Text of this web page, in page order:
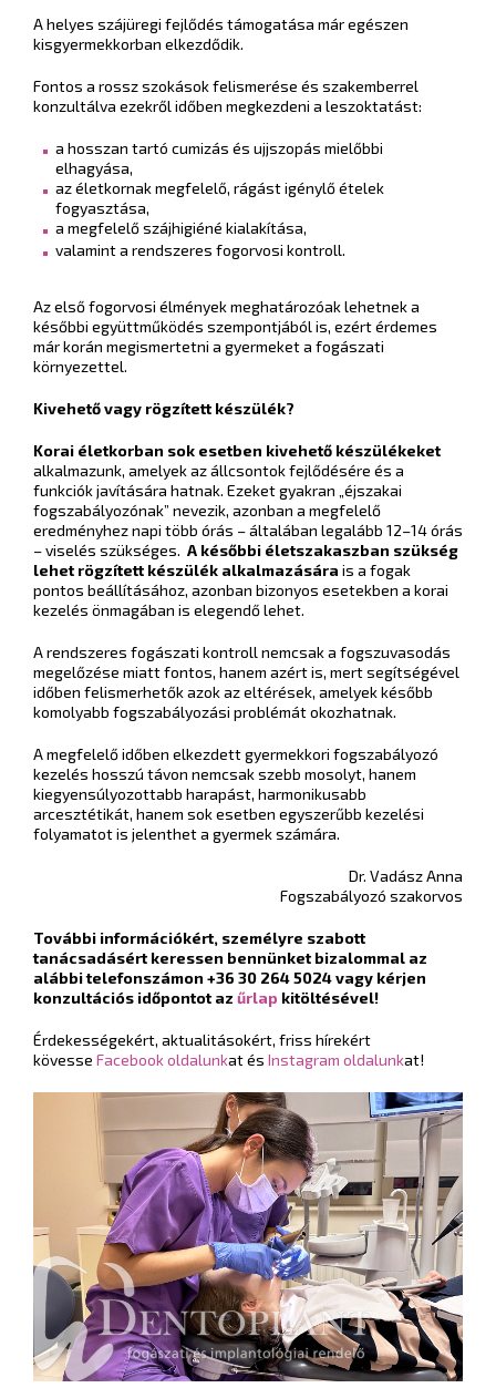
A helyes szájüregi fejlődés támogatása már egészen
kisgyermekkorban elkezdődik.
Fontos a rossz szokások felismerése és szakemberrel
konzultálva ezekről időben megkezdeni a leszoktatást:
a hosszan tartó cumizás és ujjszopás mielőbbi
elhagyása,
az életkornak megfelelő, rágást igénylő ételek
fogyasztása,
a megfelelő szájhigiéné kialakítása,
valamint a rendszeres fogorvosi kontroll.
Az első fogorvosi élmények meghatározóak lehetnek a
későbbi együttműködés szempontjából is, ezért érdemes
már korán megismertetni a gyermeket a fogászati
környezettel.
Kivehető vagy rögzített készülék?
Korai életkorban sok esetben kivehető készülékeket
alkalmazunk, amelyek az állcsontok fejlődésére és a
funkciók javítására hatnak. Ezeket gyakran „éjszakai
fogszabályozónak” nevezik, azonban a megfelelő
eredményhez napi több órás – általában legalább 12–14 órás
– viselés szükséges. A későbbi életszakaszban szükség
lehet rögzített készülék alkalmazására is a fogak
pontos beállításához, azonban bizonyos esetekben a korai
kezelés önmagában is elegendő lehet.
A rendszeres fogászati kontroll nemcsak a fogszuvasodás
megelőzése miatt fontos, hanem azért is, mert segítségével
időben felismerhetők azok az eltérések, amelyek később
komolyabb fogszabályozási problémát okozhatnak.
A megfelelő időben elkezdett gyermekkori fogszabályozó
kezelés hosszú távon nemcsak szebb mosolyt, hanem
kiegyensúlyozottabb harapást, harmonikusabb
arcesztétikát, hanem sok esetben egyszerűbb kezelési
folyamatot is jelenthet a gyermek számára.
Dr. Vadász Anna
Fogszabályozó szakorvos
További információkért, személyre szabott
tanácsadásért keressen bennünket bizalommal az
alábbi telefonszámon +36 30 264 5024 vagy kérjen
konzultációs időpontot az űrlap kitöltésével!
Érdekességekért, aktualitásokért, friss hírekért
kövesse Facebook oldalunkat és Instagram oldalunkat!